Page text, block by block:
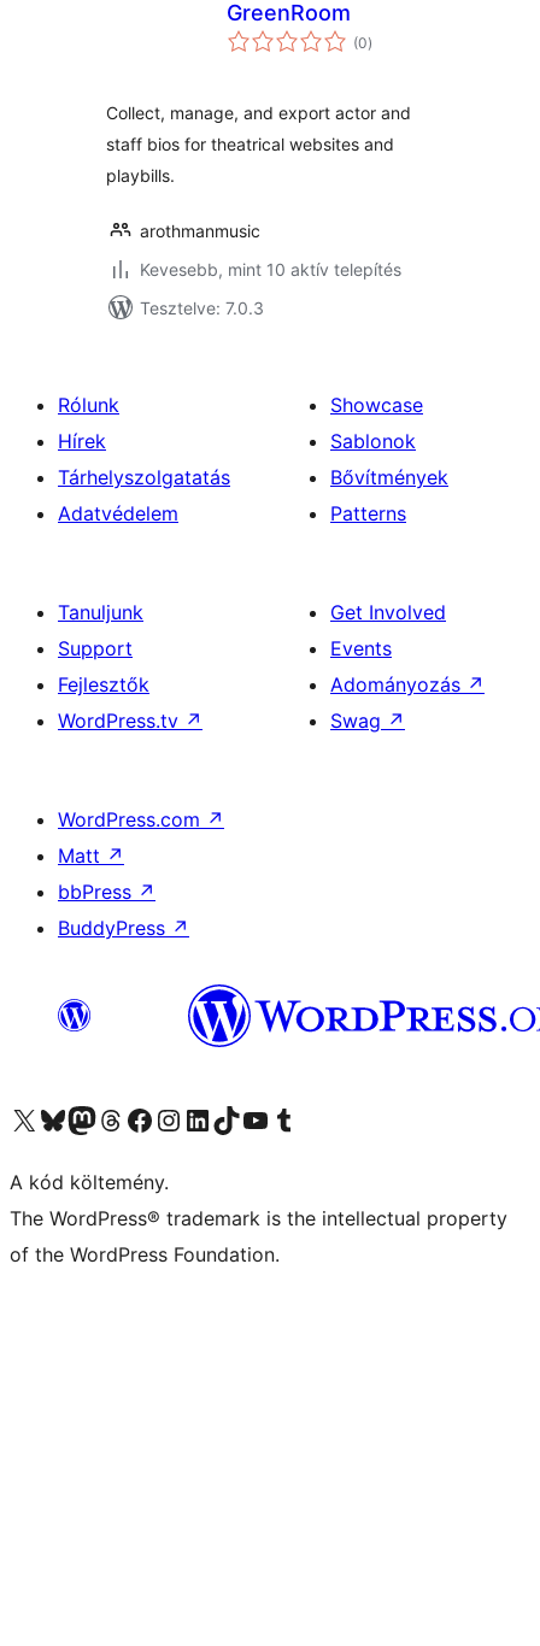
GreenRoom
(0értékelés
összesen
)
Collect, manage, and export actor and
staff bios for theatrical websites and
playbills.
arothmanmusic
Kevesebb, mint 10 aktív telepítés
Tesztelve: 7.0.3
Rólunk
Hírek
Tárhelyszolgatatás
Adatvédelem
Showcase
Sablonok
Bővítmények
Patterns
Tanuljunk
Support
Fejlesztők
WordPress.tv ↗
Get Involved
Events
Adományozás ↗
Swag ↗
WordPress.com ↗
Matt ↗
bbPress ↗
BuddyPress ↗
Visit our X (formerly Twitter) account
Visit our Bluesky account
Twitter csatornánk
Visit our Threads account
Facebook oldalunk megtekintése
Visit our Instagram account
Visit our LinkedIn account
Visit our TikTok account
Visit our YouTube channel
Visit our Tumblr account
A kód költemény.
The WordPress® trademark is the intellectual property
of the WordPress Foundation.